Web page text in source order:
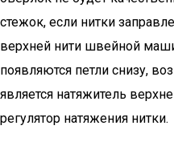
стежок, если нитки
верхней нити швейной
появляются петли снизу,
является натяжитель
регулятор натяжения нитки.